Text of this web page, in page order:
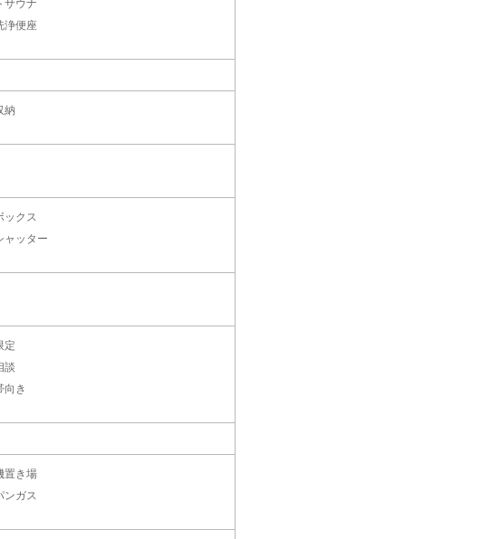
サウナ
浄便座
納
ックス
ャッター
定
談
向き
置き場
ンガス